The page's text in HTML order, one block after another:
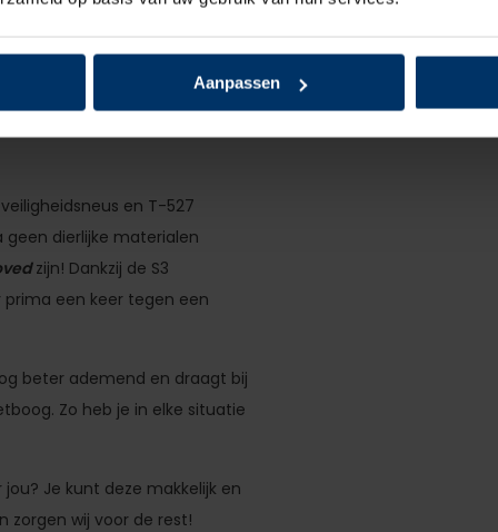
Aanpassen
contact met de
onder de zool is
goede antislip!
op gladde vloeren met
en T-527
geen dierlijke materialen
zijn! Dankzij de S3
prima een keer tegen een
beter ademend en draagt ​​bij
Zo heb je in elke situatie
jou? Je kunt deze makkelijk en
zorgen wij voor de rest!